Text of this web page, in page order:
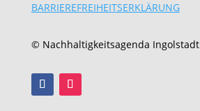
BARRIEREFREIHEITSERKLÄRUNG
© Nachhaltigkeitsagenda Ingolstadt